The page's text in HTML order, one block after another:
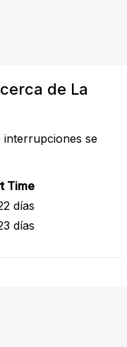
de La
interrupciones se
Time
días
días